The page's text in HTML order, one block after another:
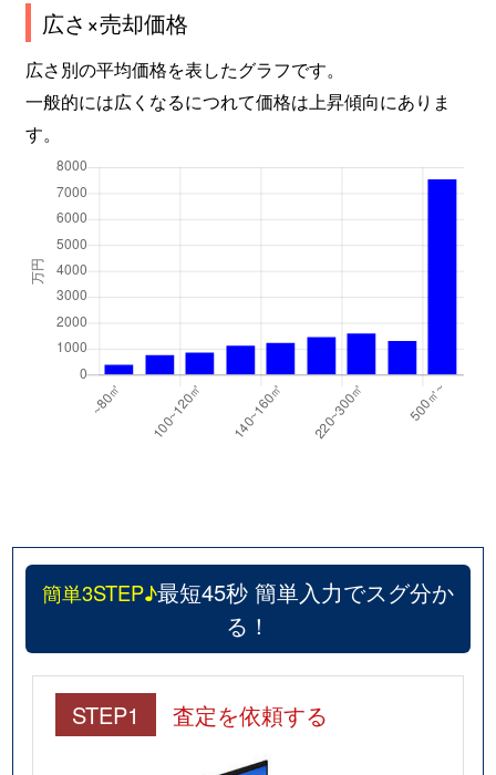
広さ×売却価格
広さ別の平均価格を表したグラフです。
一般的には広くなるにつれて価格は上昇傾向にありま
す。
簡単3STEP♪最短45秒 簡単入力でスグ分か
る！
STEP1 査定を依頼する